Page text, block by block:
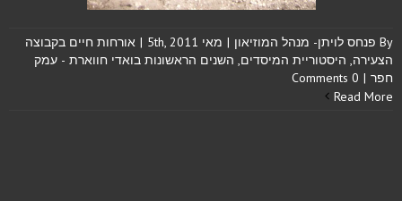
By פנחס לויתן- מנהל המוזיאון | מאי 5th, 2011 | אורחות חיים בקבוצה
הצעירה, היסטוריית המיסדים, השנים הראשונות בואדי חווארת - עמק
חפר |
0 Comments
Read More